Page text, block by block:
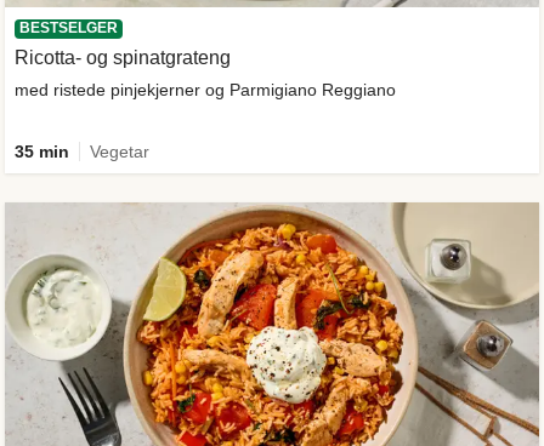
BESTSELGER
Ricotta- og spinatgrateng
med ristede pinjekjerner og Parmigiano Reggiano
35 min Vegetar